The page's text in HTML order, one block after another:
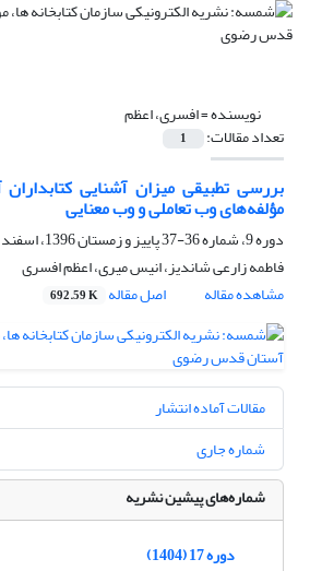
نویسنده =افسری، اعظم
تعداد مقالات: 1
بررسی تطبیقی میزان آشنایی
مؤلفه‌های وب تعاملی و وب معنایی
دوره 9، شماره 36-37 پاییز و زمستان 1396، اسفند 1396، صفحه
فاطمه زارعی شاندیز، انیس میری، اعظم افسری
مشاهده مقاله
اصل مقاله 692.59 K
مقالات آماده انتشار
شماره جاری
شماره‌های پیشین نشریه
دوره 17 (1404)